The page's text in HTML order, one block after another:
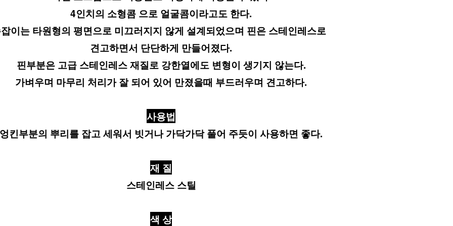
4인치의 소형콤 으로 얼굴콤이라고도 한다.
이는 타원형의 평면으로 미끄러지지 않게 설계되었으며 핀은 스테인레스로
견고하면서 단단하게 만들어졌다.
핀부분은 고급 스테인레스 재질로 강한열에도 변형이 생기지 않는다.
가벼우며 마무리 처리가 잘 되어 있어 만졌을때 부드러우며 견고하다.
사용법
엉킨부분의 뿌리를 잡고 세워서 빗거나 가닥가닥 풀어 주듯이 사용하면 좋다.
재 질
스테인레스 스틸
색 상